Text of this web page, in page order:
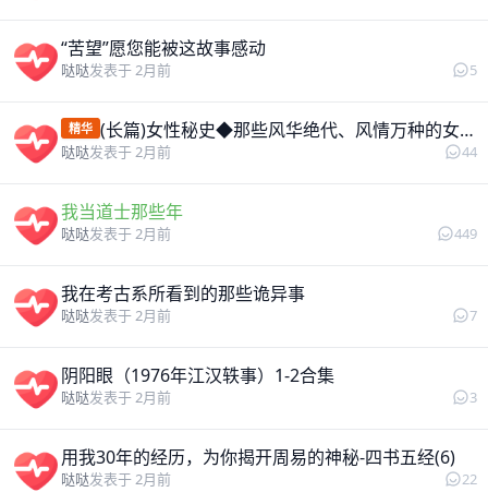
“苦望”愿您能被这故事感动
哒哒发表于 2月前 5
精华 (长篇)女性秘史◆那些风华绝代、风情万种的女人，为你打开女人的所有秘密
哒哒发表于 2月前 44
我当道士那些年
哒哒发表于 2月前 449
我在考古系所看到的那些诡异事
哒哒发表于 2月前 7
阴阳眼（1976年江汉轶事）1-2合集
哒哒发表于 2月前 3
用我30年的经历，为你揭开周易的神秘-四书五经(6)
哒哒发表于 2月前 22